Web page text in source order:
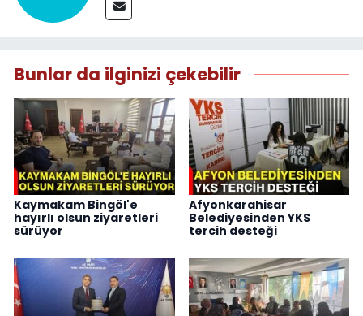
Bunlar da ilginizi çekebilir
Kaymakam Bingöl'e
hayırlı olsun ziyaretleri
sürüyor
Afyonkarahisar
Belediyesinden YKS
tercih desteği